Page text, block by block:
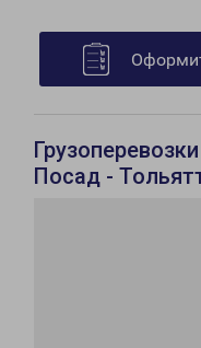
Посад -